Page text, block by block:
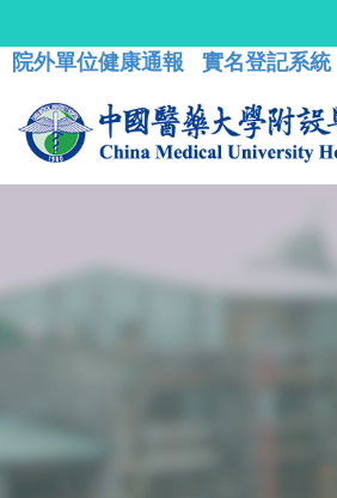
院外單位健康通報 實名登記系統